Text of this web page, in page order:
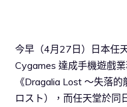
今早（4月27日）日本任
Cygames 達成手機遊戲
《Dragalia Lost ～失落
ロスト），而任天堂於同